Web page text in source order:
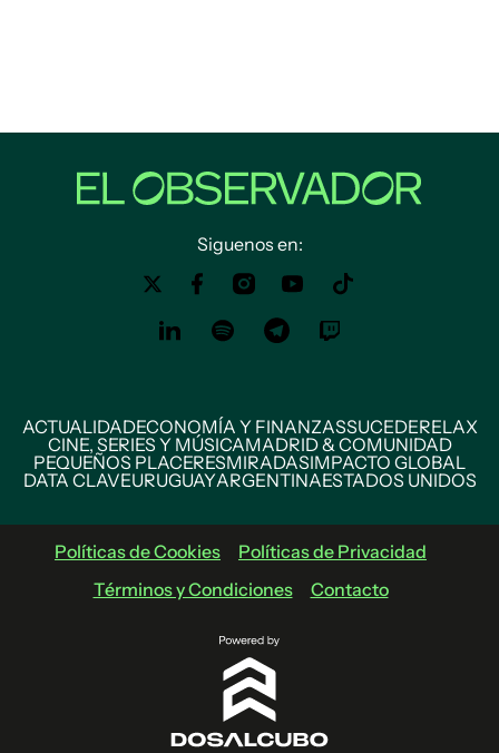
Siguenos en:
ACTUALIDADECONOMÍA Y FINANZASSUCEDERELAX
CINE, SERIES Y MÚSICAMADRID & COMUNIDAD
PEQUEÑOS PLACERESMIRADASIMPACTO GLOBAL
DATA CLAVEURUGUAYARGENTINAESTADOS UNIDOS
Políticas de Cookies
Políticas de Privacidad
Términos y Condiciones
Contacto